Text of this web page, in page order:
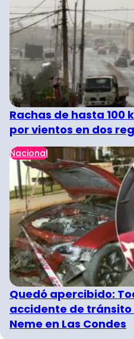
Rachas de hasta 100
por vientos en dos
Nacional
Quedó apercibido:
accidente de tránsito
Neme en Las Condes